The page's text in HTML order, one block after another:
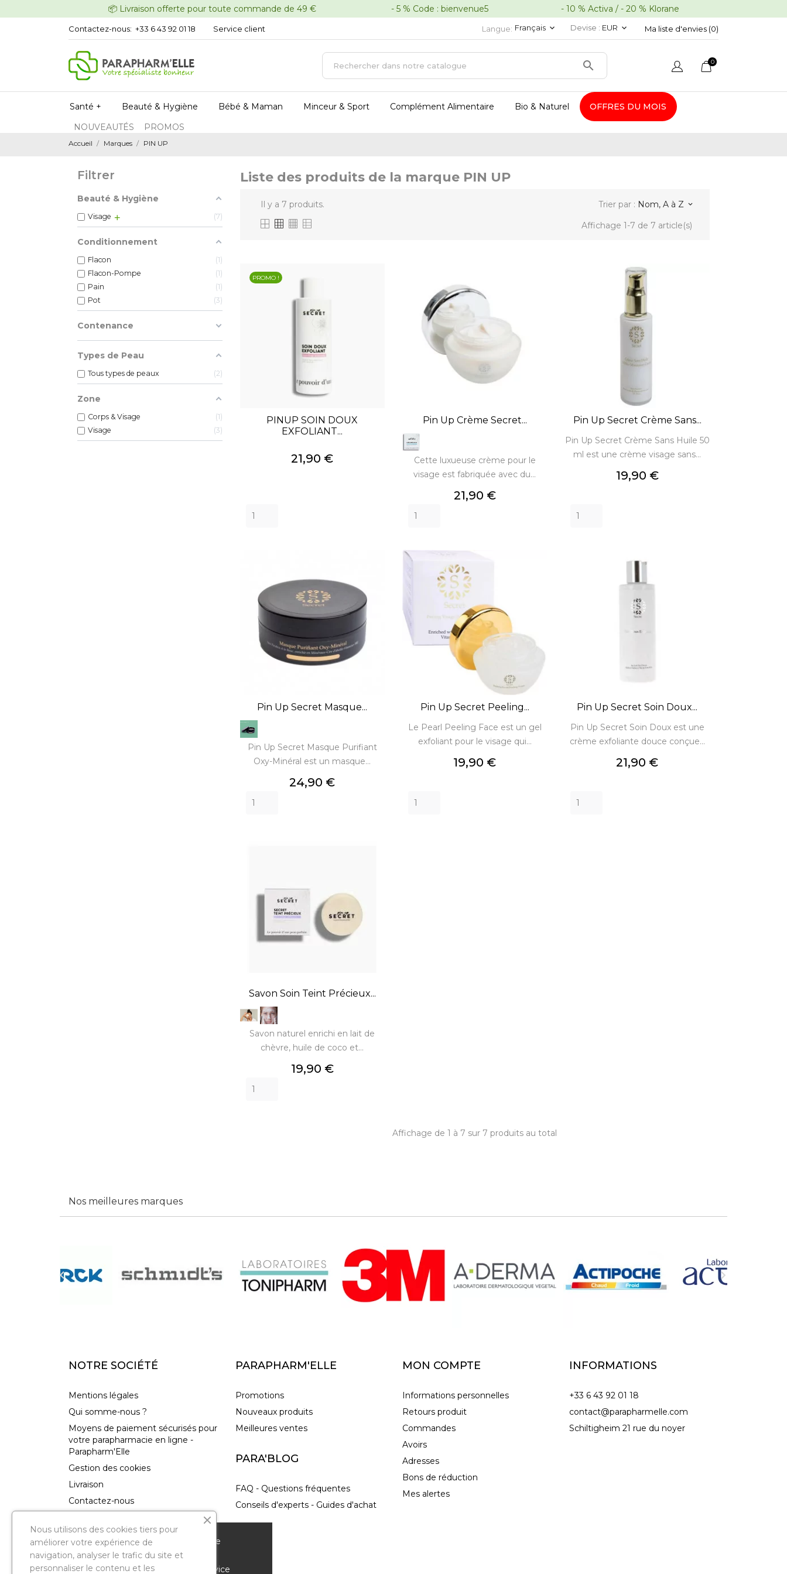
Nous vous remercions de votre visite sur notre
parapharmacie en ligne. Pour améliorer votre
expérience de navigation et vous offrir un service
📦 Livraison offerte pour toute commande de 49 € - 5 % Code : bienvenue5 - 10 % Activa / - 20 % Klorane
Contactez-nous: +33 6 43 92 01 18 Service client Langue: Français keyboard_arrow_down Devise : EUR keyboard_arrow_down Ma liste d'envies (0)
 0
Santé + Beauté & Hygiène Bébé & Maman Minceur & Sport Complément Alimentaire Bio & Naturel
OFFRES DU MOIS
NOUVEAUTÉS
PROMOS
Accueil Marques PIN UP
Filtrer
Beauté & Hygiène
Visage 7
Conditionnement
Flacon
1
Flacon-Pompe
1
Pain
1
Pot
3
Contenance
Types de Peau
Tous types de peaux 2
Zone
Corps & Visage
1
Visage
3
Liste des produits de la marque PIN UP
Il y a 7 produits. Trier par : Nom, A à Z keyboard_arrow_down
Affichage 1-7 de 7 article(s)
PINUP SOIN DOUX
EXFOLIANT...
Prix
21,90 €
PROMO !
Pin Up Crème Secret...
Cette luxueuse crème pour le
visage est fabriquée avec du...
Prix
21,90 €
Pin Up Secret Crème Sans...
Pin Up Secret Crème Sans Huile 50
ml est une crème visage sans...
Prix
19,90 €
Pin Up Secret Masque...
Pin Up Secret Masque Purifiant
Oxy-Minéral est un masque...
Prix
24,90 €
Pin Up Secret Peeling...
Le Pearl Peeling Face est un gel
exfoliant pour le visage qui...
Prix
19,90 €
Pin Up Secret Soin Doux...
Pin Up Secret Soin Doux est une
crème exfoliante douce conçue...
Prix
21,90 €
Savon Soin Teint Précieux...
Savon naturel enrichi en lait de
chèvre, huile de coco et...
Prix
19,90 €
Affichage de 1 à 7 sur 7 produits au total
Nos meilleures marques
 
NOTRE SOCIÉTÉ
Mentions légales
Qui somme-nous ?
Moyens de paiement sécurisés pour
votre parapharmacie en ligne -
Parapharm'Elle
Gestion des cookies
Livraison
Contactez-nous
Magasins
PARAPHARM'ELLE
Promotions
Nouveaux produits
Meilleures ventes
PARA'BLOG
FAQ - Questions fréquentes
Conseils d'experts - Guides d'achat
MON COMPTE
Informations personnelles
Retours produit
Commandes
Avoirs
Adresses
Bons de réduction
Mes alertes
INFORMATIONS
+33 6 43 92 01 18
contact@parapharmelle.com
Schiltigheim 21 rue du noyer
Nous utilisons des cookies tiers pour
améliorer votre expérience de
navigation, analyser le trafic du site et
personnaliser le contenu et les